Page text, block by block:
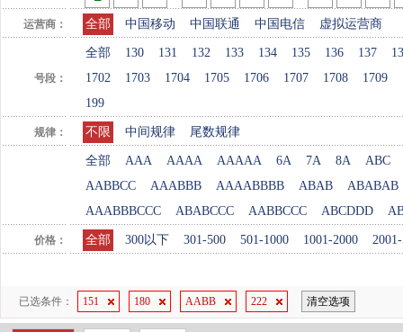
运营商： 全部 中国移动 中国联通 中国电信 虚拟运营商
号段：
全部 130 131 132 133 134 135 136 137
1702
1703 1704 1705 1706 1707 1708 1709
199
规律： 不限 中间规律 尾数规律
全部 AAA AAAA AAAAA 6A 7A 8A
ABC
AABBCC
AAABBB AAAABBBB ABAB
ABABAB
AAABBBCCC
ABABCCC AABBCCC ABCDDD
价格： 全部 300以下 301-500 501-1000 1001-2000
已选条件： 151 180 AABB 222 清空选项